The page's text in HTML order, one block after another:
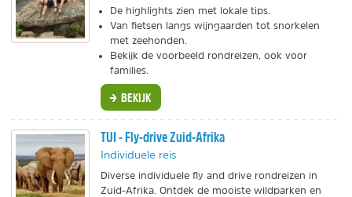
De highlights zien met lokale tips.
Van fietsen langs wijngaarden tot snorkelen
met zeehonden.
Bekijk de voorbeeld rondreizen, ook voor
families.
BEKIJK
TUI - Fly-drive Zuid-Afrika
Individuele reis
Diverse individuele fly and drive rondreizen in
Zuid-Afrika. Ontdek de mooiste wildparken en